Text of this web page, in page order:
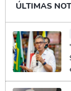
ÚLTIMAS